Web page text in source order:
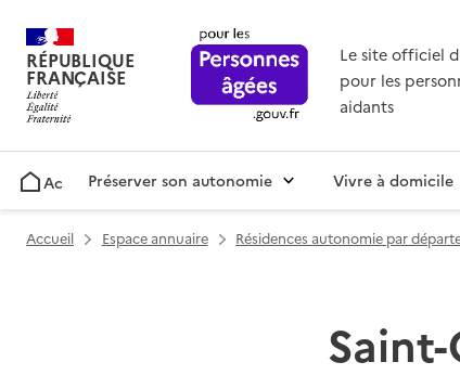
RÉPUBLIQUE
FRANÇAISE
Le site officiel
pour les
aidants
AccueilPréserver son autonomie Vivre à domicile
Accueil Espace annuaire Résidences autonomie par